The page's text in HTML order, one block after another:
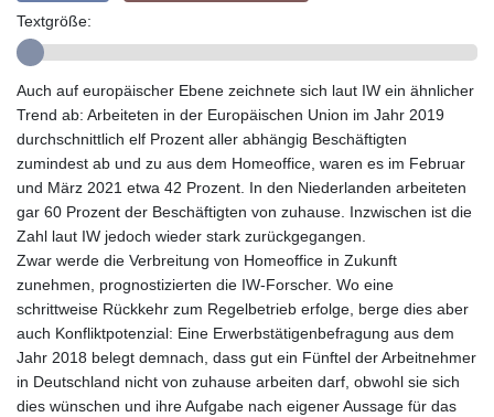
HNL 30.88171
HRK 7.536585
HTG 150.649793
HUF 364.625083
IDR 20648.821428
ILS 3.46629
IMP 0.856077
INR 109.809273
IQD 1509.393123
IRR
1584474.640687
ISK 142.41109
JEP 0.856077
JMD 182.637459
JOD 0.81708
Textgröße:
Auch auf europäischer Ebene zeichnete sich laut IW ein ähnlicher
Trend ab: Arbeiteten in der Europäischen Union im Jahr 2019
durchschnittlich elf Prozent aller abhängig Beschäftigten
zumindest ab und zu aus dem Homeoffice, waren es im Februar
und März 2021 etwa 42 Prozent. In den Niederlanden arbeiteten
gar 60 Prozent der Beschäftigten von zuhause. Inzwischen ist die
Zahl laut IW jedoch wieder stark zurückgegangen.
Zwar werde die Verbreitung von Homeoffice in Zukunft
zunehmen, prognostizierten die IW-Forscher. Wo eine
schrittweise Rückkehr zum Regelbetrieb erfolge, berge dies aber
auch Konfliktpotenzial: Eine Erwerbstätigenbefragung aus dem
Jahr 2018 belegt demnach, dass gut ein Fünftel der Arbeitnehmer
in Deutschland nicht von zuhause arbeiten darf, obwohl sie sich
dies wünschen und ihre Aufgabe nach eigener Aussage für das